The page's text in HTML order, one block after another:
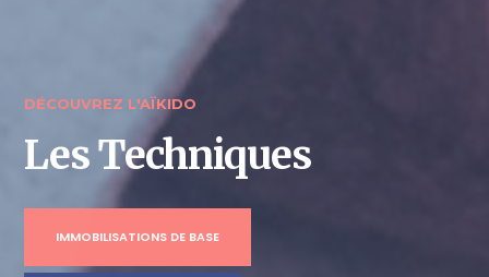
DÉCOUVREZ L'AÏKIDO
Les Techniques
IMMOBILISATIONS DE BASE